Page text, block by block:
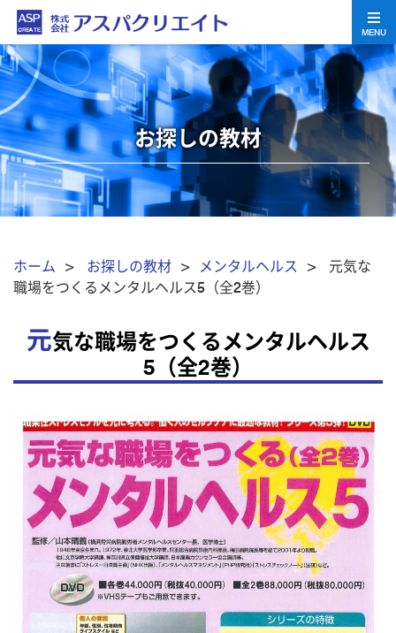
MENU
お探しの教材
ホーム > お探しの教材 > メンタルヘルス > 元気な
職場をつくるメンタルヘルス5（全2巻）
元気な職場をつくるメンタルヘルス
5（全2巻）